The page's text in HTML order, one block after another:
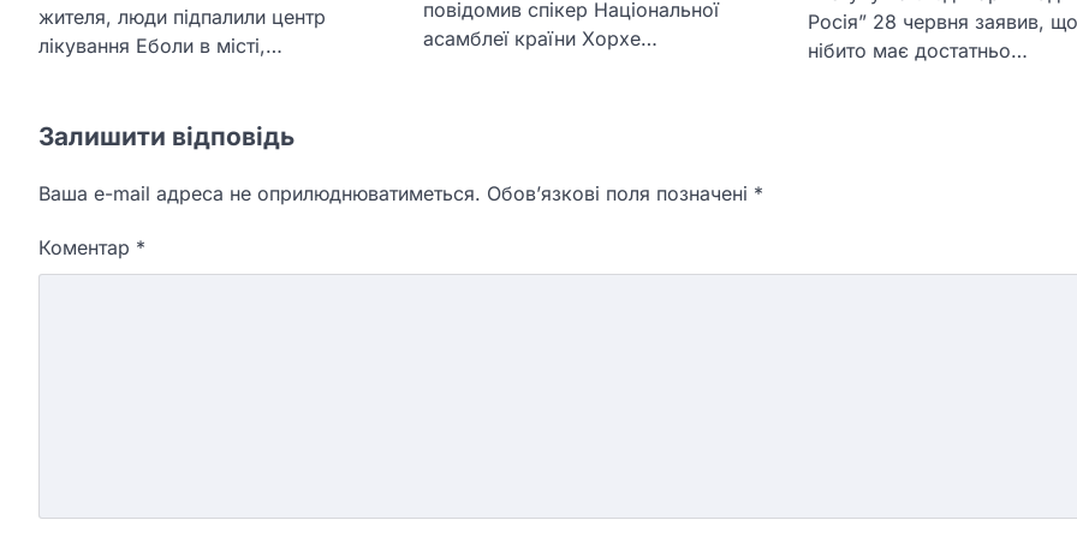
жителя, люди підпалили центр
лікування Еболи в місті,…
повідомив спікер Національної
асамблеї країни Хорхе…
Росія” 28 червня заявив,
нібито має достатньо…
Залишити відповідь
Ваша e-mail адреса не оприлюднюватиметься. Обов’язкові поля позначені *
Коментар *